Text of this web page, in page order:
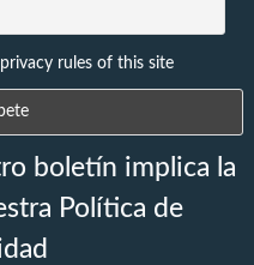
rules of this site
boletín implica la
Política de